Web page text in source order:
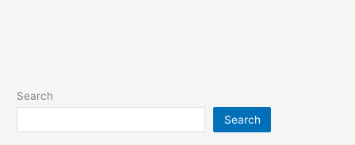
Search
Search